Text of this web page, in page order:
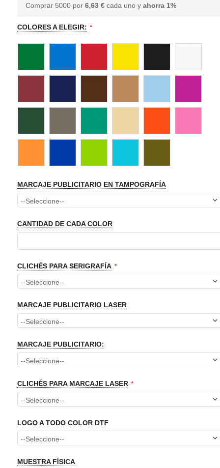
Comprar 5000 por6,63 € cada uno yahorra 1%
COLORES A ELEGIR:
MARCAJE PUBLICITARIO EN TAMPOGRAFÍA
CANTIDAD DE CADA COLOR
CLICHÉS PARA SERIGRAFÍA
MARCAJE PUBLICITARIO LASER
MARCAJE PUBLICITARIO:
CLICHÉS PARA MARCAJE LASER
LOGO A TODO COLOR DTF
MUESTRA FÍSICA